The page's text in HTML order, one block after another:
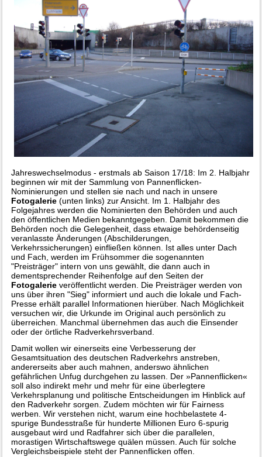
Jahreswechselmodus - erstmals ab Saison 17/18: Im 2. Halbjahr
beginnen wir mit der Sammlung von Pannenflicken-
Nominierungen und stellen sie nach und nach in unsere
Fotogalerie (unten links) zur Ansicht. Im 1. Halbjahr des
Folgejahres werden die Nominierten den Behörden und auch
den öffentlichen Medien bekanntgegeben. Damit bekommen die
Behörden noch die Gelegenheit, dass etwaige behördenseitig
veranlasste Änderungen (Abschilderungen,
Verkehrssicherungen) einfließen können. Ist alles unter Dach
und Fach, werden im Frühsommer die sogenannten
"Preisträger" intern von uns gewählt, die dann auch in
dementsprechender Reihenfolge auf den Seiten der
Fotogalerie veröffentlicht werden. Die Preisträger werden von
uns über ihren "Sieg" informiert und auch die lokale und Fach-
Presse erhält parallel Informationen hierüber. Nach Möglichkeit
versuchen wir, die Urkunde im Original auch persönlich zu
überreichen. Manchmal übernehmen das auch die Einsender
oder der örtliche Radverkehrsverband.
Damit wollen wir einerseits eine Verbesserung der
Gesamtsituation des deutschen Radverkehrs anstreben,
andererseits aber auch mahnen, anderswo ähnlichen
gefährlichen Unfug durchgehen zu lassen. Der »Pannenflicken«
soll also indirekt mehr und mehr für eine überlegtere
Verkehrsplanung und politische Entscheidungen im Hinblick auf
den Radverkehr sorgen. Zudem möchten wir für Fairness
werben. Wir verstehen nicht, warum eine hochbelastete 4-
spurige Bundesstraße für hunderte Millionen Euro 6-spurig
ausgebaut wird und Radfahrer sich über die parallelen,
morastigen Wirtschaftswege quälen müssen. Auch für solche
Vergleichsbeispiele steht der Pannenflicken offen.